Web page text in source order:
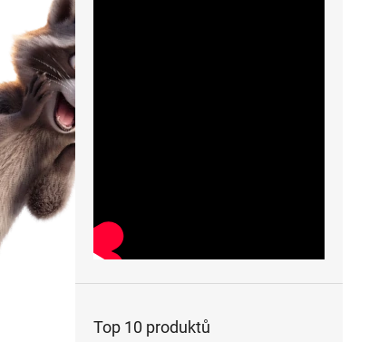
Top 10 produktů